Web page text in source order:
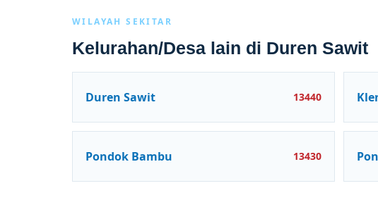
WILAYAH SEKITAR
Kelurahan/Desa lain di Duren Sawit
Duren Sawit 13440
Pondok Bambu 13430